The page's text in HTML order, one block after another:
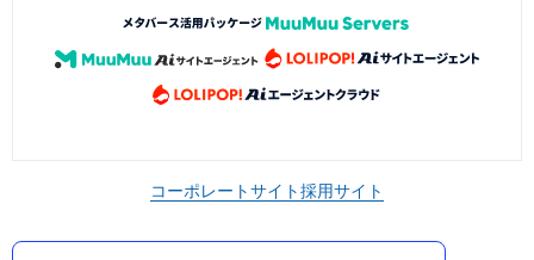
コーポレートサイト採用サイト